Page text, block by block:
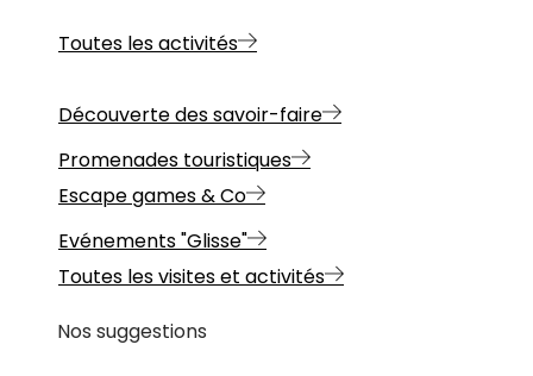
Toutes les activités
Découverte des savoir-faire
Promenades touristiques
Escape games & Co
Evénements "Glisse"
Toutes les visites et activités
Nos suggestions